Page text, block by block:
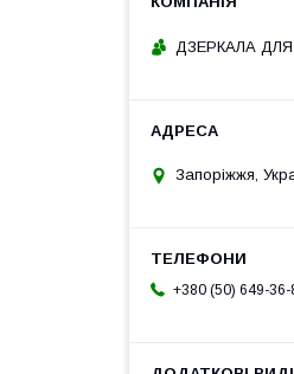
ДЗЕРКАЛА
Запоріжжя,
+380 (50) 649-36-